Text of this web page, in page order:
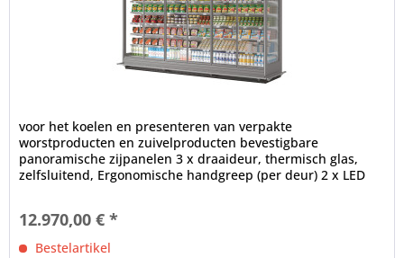
voor het koelen en presenteren van verpakte
worstproducten en zuivelproducten bevestigbare
panoramische zijpanelen 3 x draaideur, thermisch glas,
zelfsluitend, Ergonomische handgreep (per deur) 2 x LED
12.970,00 € *
Bestelartikel